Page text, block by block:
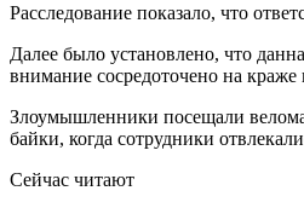
Расследование показало, что
Далее было установлено, что
внимание сосредоточено на краже
Злоумышленники посещали
байки, когда сотрудники
Сейчас читают